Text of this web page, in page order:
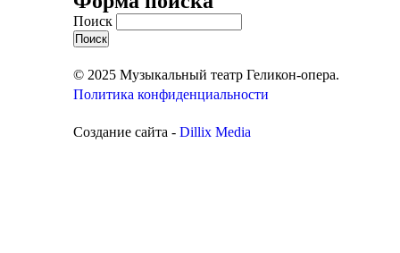
Поиск
© 2025 Музыкальный театр Геликон-опера.
Политика конфиденциальности
Создание сайта - Dillix Media